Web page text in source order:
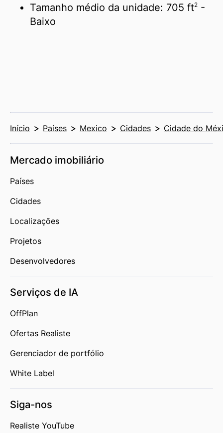
Tamanho médio da unidade: 705 ft2 -
Baixo
Início Países Mexico Cidades Cidade do
Mercado imobiliário
Países
Cidades
Localizações
Projetos
Desenvolvedores
Serviços de IA
OffPlan
Ofertas Realiste
Gerenciador de portfólio
White Label
Siga-nos
Realiste YouTube